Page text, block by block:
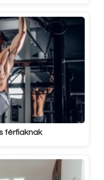
férfiaknak